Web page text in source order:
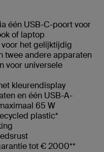
één USB-C-poort voor
of laptop
voor het gelijktijdig
twee andere apparaten
voor universele
kleurendisplay
en één USB-A-
65 W
plastic*
tot € 2000**